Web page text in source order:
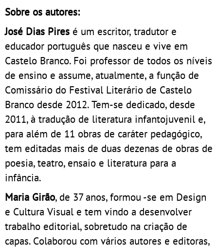
Sobre os autores:
José Dias Pires é um escritor, tradutor e
educador português que nasceu e vive em
Castelo Branco. Foi professor de todos os níveis
de ensino e assume, atualmente, a função de
Comissário do Festival Literário de Castelo
Branco desde 2012. Tem-se dedicado, desde
2011, à tradução de literatura infantojuvenil e,
para além de 11 obras de caráter pedagógico,
tem editadas mais de duas dezenas de obras de
poesia, teatro, ensaio e literatura para a
infância.
Maria Girão, de 37 anos, formou -se em Design
e Cultura Visual e tem vindo a desenvolver
trabalho editorial, sobretudo na criação de
capas. Colaborou com vários autores e editoras,